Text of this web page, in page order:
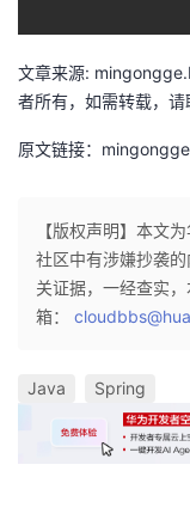
文章来源:
者所有，如需转载，请
原文链接：
【版权声明】本文
社区中有涉嫌抄袭
关证据，一经查实
箱：
Java Spring